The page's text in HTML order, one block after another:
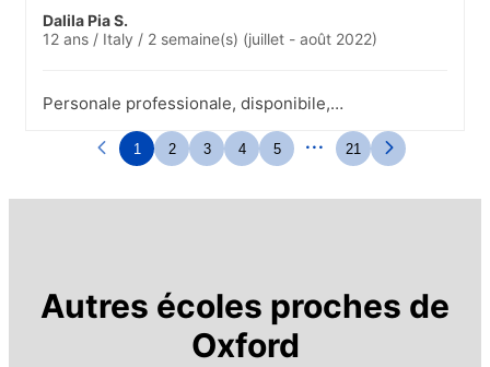
Dalila Pia S.
12 ans / Italy / 2 semaine(s) (juillet - août 2022)
Personale professionale, disponibile,
1 2 3 4 5 ... 21
Autres écoles proches de
Oxford